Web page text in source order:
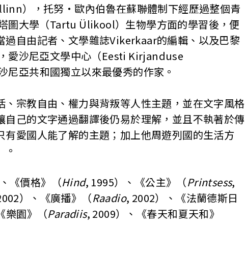
），托努‧歐內伯魯在蘇聯體制下經歷過整個青
圖大學（Tartu Ülikool）生物學方面的學習後，便
過自由記者、文學雜誌Vikerkaar的編輯、以及巴黎
愛沙尼亞文學中心（Eesti Kirjanduse
亞共和國獨立以來最優秀的作家。
宗教自由、權力與背叛等人性主題，並在文字風格
己的文字通過翻譯後仍易於理解，並且不執著於傳
愛國人能了解的主題；加上他周遊列國的生活方
《價格》（Hind, 1995）、《公主》（Printsess,
）、《廣播》（Raadio, 2002）、《法蘭德斯日
樂園》（Paradiis, 2009）、《春天和夏天和》